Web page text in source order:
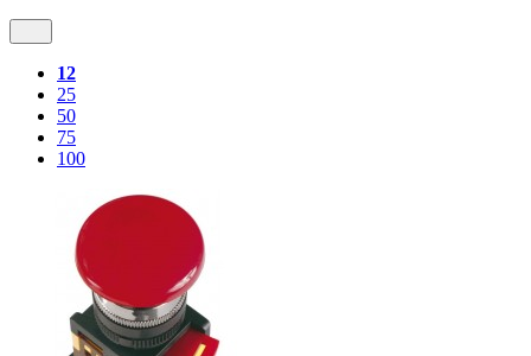
12
25
50
75
100